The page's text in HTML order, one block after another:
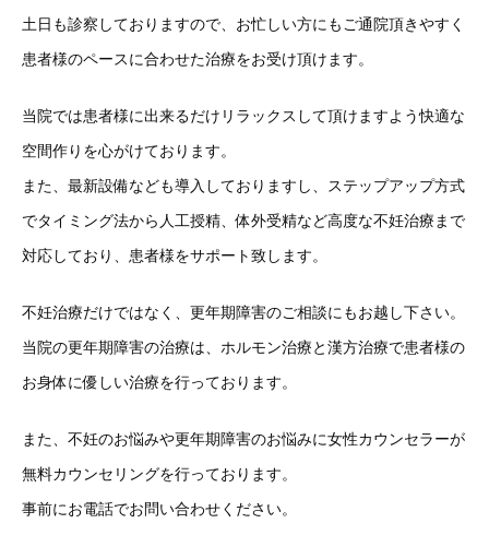
土日も診察しておりますので、お忙しい方にもご通院頂きやすく
患者様のペースに合わせた治療をお受け頂けます。
当院では患者様に出来るだけリラックスして頂けますよう快適な
空間作りを心がけております。
また、最新設備なども導入しておりますし、ステップアップ方式
でタイミング法から人工授精、体外受精など高度な不妊治療まで
対応しており、患者様をサポート致します。
不妊治療だけではなく、更年期障害のご相談にもお越し下さい。
当院の更年期障害の治療は、ホルモン治療と漢方治療で患者様の
お身体に優しい治療を行っております。
また、不妊のお悩みや更年期障害のお悩みに女性カウンセラーが
無料カウンセリングを行っております。
事前にお電話でお問い合わせください。